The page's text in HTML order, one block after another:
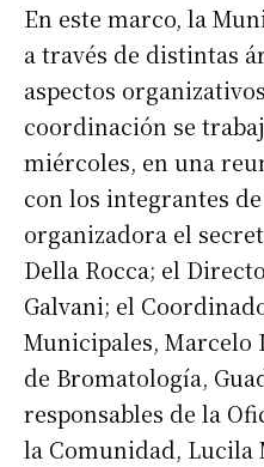
En este marco, la
a través de distintas
aspectos
coordinación se
miércoles, en una
con los integrantes
organizadora el
Della Rocca; el
Galvani; el
Municipales, Marcelo
de Bromatología,
responsables de la
la Comunidad, Lucila